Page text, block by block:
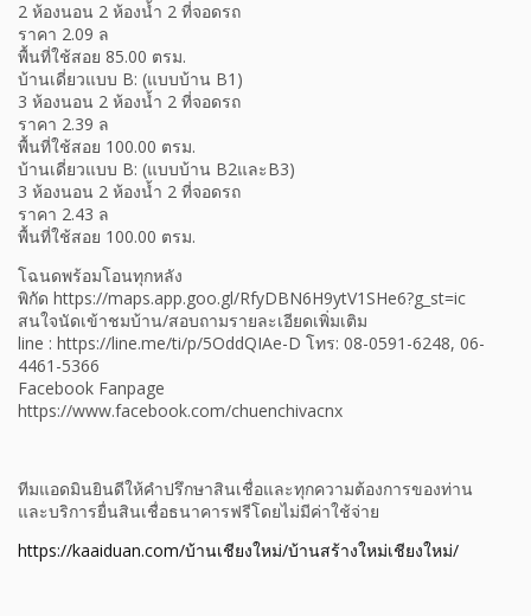
2 ห้องนอน 2 ห้องน้ำ 2 ที่จอดรถ
ราคา 2.09 ล
พื้นที่ใช้สอย 85.00 ตรม.
บ้านเดี่ยวแบบ B: (แบบบ้าน B1)
3 ห้องนอน 2 ห้องน้ำ 2 ที่จอดรถ
ราคา 2.39 ล
พื้นที่ใช้สอย 100.00 ตรม.
บ้านเดี่ยวแบบ B: (แบบบ้าน B2และB3)
3 ห้องนอน 2 ห้องน้ำ 2 ที่จอดรถ
ราคา 2.43 ล
พื้นที่ใช้สอย 100.00 ตรม.
โฉนดพร้อมโอนทุกหลัง
พิกัด https://maps.app.goo.gl/RfyDBN6H9ytV1SHe6?g_st=ic
สนใจนัดเข้าชมบ้าน/สอบถามรายละเอียดเพิ่มเติม
line : https://line.me/ti/p/5OddQIAe-D โทร: 08-0591-6248, 06-
4461-5366
Facebook Fanpage
https://www.facebook.com/chuenchivacnx
ทีมแอดมินยินดีให้คำปรึกษาสินเชื่อและทุกความต้องการของท่าน
และบริการยื่นสินเชื่อธนาคารฟรีโดยไม่มีค่าใช้จ่าย
https://kaaiduan.com/บ้านเชียงใหม่/บ้านสร้างใหม่เชียงใหม่/